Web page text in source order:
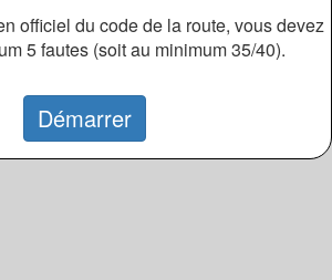
officiel du code de la route, vous devez
5 fautes (soit au minimum 35/40).
Démarrer